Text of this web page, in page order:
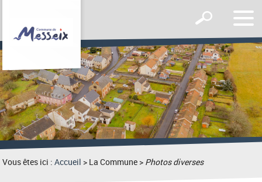
le
Afficher
formulaire
de
recherche
Vous êtes ici :Accueil > La Commune > Photos diverses